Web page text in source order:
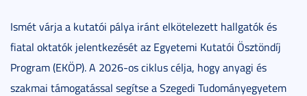
Ismét várja a kutatói pálya iránt elkötelezett hallgatók és
fiatal oktatók jelentkezését az Egyetemi Kutatói Ösztöndíj
Program (EKÖP). A 2026-os ciklus célja, hogy anyagi és
szakmai támogatással segítse a Szegedi Tudományegyetem